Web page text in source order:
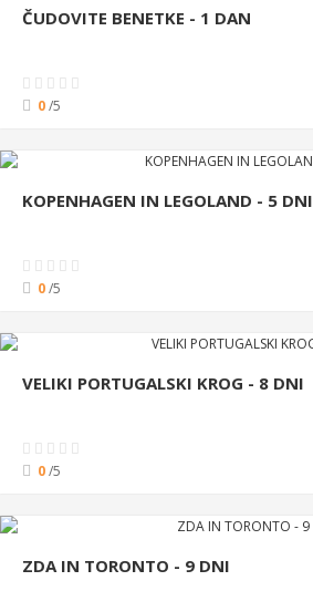
ČUDOVITE BENETKE - 1 DAN
0/5
KOPENHAGEN IN LEGOLAND - 5 DNI
0/5
VELIKI PORTUGALSKI KROG - 8 DNI
0/5
ZDA IN TORONTO - 9 DNI